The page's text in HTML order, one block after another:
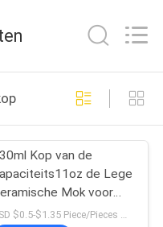
25
Kop van de
de Lege
Mok voor
USD $0.5-$1.35 Piece/Pieces MOQ:100 Stuk/Stukken